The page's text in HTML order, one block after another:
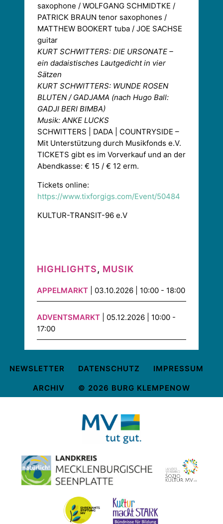
saxophone / WOLFGANG SCHMIDTKE /
PATRICK BRAUN tenor saxophones /
MATTHEW BOOKERT tuba / JOE SACHSE
guitar
KURT SCHWITTERS: DIE URSONATE –
ein dadaistisches Lautgedicht in vier
Sätzen
KURT SCHWITTERS: WUNDE ROSEN
BLUTEN / GADJAMA (nach Hugo Ball:
GADJI BERI BIMBA)
Musik: ANKE LUCKS
SCHWITTERS | DADA | COUNTRYSIDE –
Mit Unterstützung durch Musikfonds e.V.
TICKETS gibt es im Vorverkauf und an der
Abendkasse: € 15 / € 12 erm.
Tickets online:
https://www.tixforgigs.com/Event/50484
KULTUR-TRANSIT-96 e.V
HIGHLIGHTS, MUSIK
APPELMARKT | 03.10.2026 | 10:00 - 18:00
ADVENTSMARKT | 05.12.2026 | 10:00 -
17:00
NEWSLETTER DATENSCHUTZ IMPRESSUM
ARCHIV © 2026 BURG KLEMPENOW